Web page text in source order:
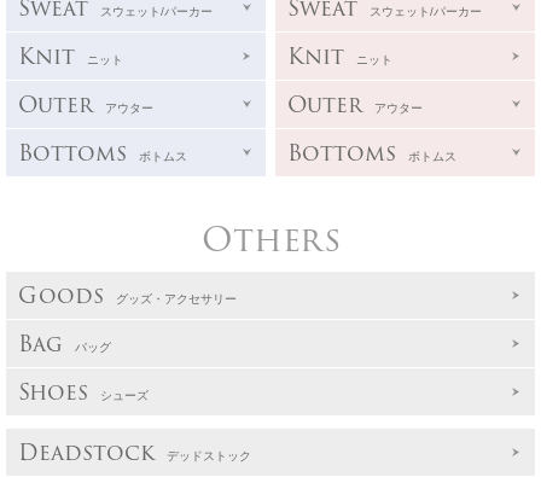
Sweat スウェット/パーカー
Knit ニット
Outer アウター
Bottoms ボトムス
Sweat スウェット/パーカー
Knit ニット
Outer アウター
Bottoms ボトムス
Others
Goods グッズ・アクセサリー
Bag バッグ
Shoes シューズ
Deadstock デッドストック